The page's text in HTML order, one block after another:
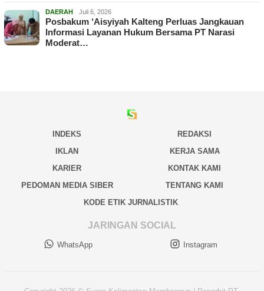
DAERAH Juli 6, 2026
Posbakum ‘Aisyiyah Kalteng Perluas Jangkauan
Informasi Layanan Hukum Bersama PT Narasi
Moderat…
INDEKS
REDAKSI
IKLAN
KERJA SAMA
KARIER
KONTAK KAMI
PEDOMAN MEDIA SIBER
TENTANG KAMI
KODE ETIK JURNALISTIK
JARINGAN SOCIAL
WhatsApp Instagram